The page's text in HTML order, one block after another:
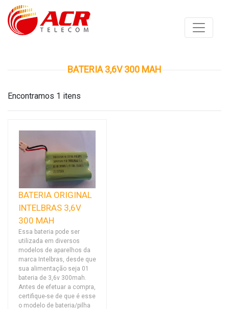
BATERIA 3,6V 300 MAH
Encontramos 1 itens
BATERIA ORIGINAL
INTELBRAS 3,6V
300 MAH
Essa bateria pode ser
utilizada em diversos
modelos de aparelhos da
marca Intelbras, desde que
sua alimentação seja 01
bateria de 3,6v 300mah.
Antes de efetuar a compra,
certifique-se de que é esse
o modelo de bateria/pilha